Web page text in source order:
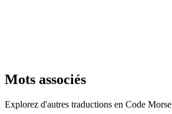
Mots associés
Explorez d'autres traductions en Code Morse